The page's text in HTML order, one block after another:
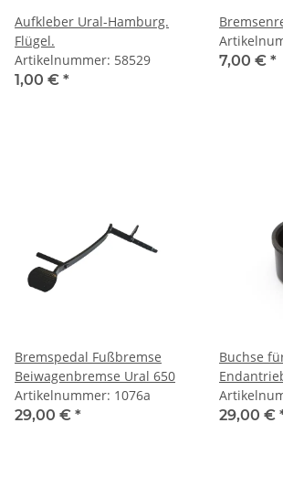
Aufkleber Ural-Hamburg.
Flügel.
Artikelnummer: 58529
1,00 € *
7,00 € *
Bremspedal Fußbremse
Beiwagenbremse Ural 650
Artikelnummer: 1076a
29,00 € *
Buchse
Dnepr,
29,00 €